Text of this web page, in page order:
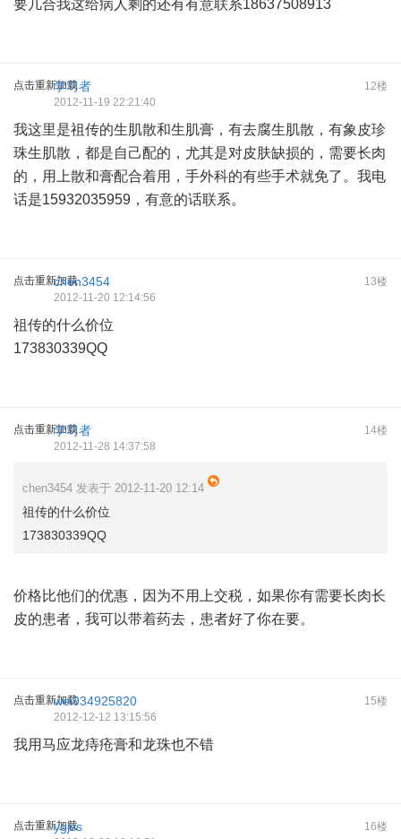
要几合我这给病人剩的还有有意联系18637508913
点击重新加载 12楼
学习者
2012-11-19 22:21:40
我这里是祖传的生肌散和生肌膏，有去腐生肌散，有象皮珍
珠生肌散，都是自己配的，尤其是对皮肤缺损的，需要长肉
的，用上散和膏配合着用，手外科的有些手术就免了。我电
话是15932035959，有意的话联系。
点击重新加载 13楼
chen3454
2012-11-20 12:14:56
祖传的什么价位
173830339QQ
点击重新加载 14楼
学习者
2012-11-28 14:37:58
chen3454 发表于 2012-11-20 12:14
祖传的什么价位
173830339QQ
价格比他们的优惠，因为不用上交税，如果你有需要长肉长
皮的患者，我可以带着药去，患者好了你在要。
点击重新加载 15楼
wei934925820
2012-12-12 13:15:56
我用马应龙痔疮膏和龙珠也不错
点击重新加载 16楼
ygjss